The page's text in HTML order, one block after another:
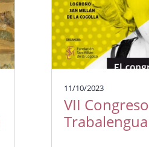
11/10/2023
VII Congreso
Trabalengua